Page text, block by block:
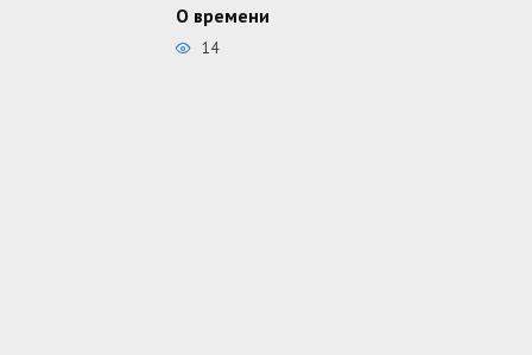
О времени
14